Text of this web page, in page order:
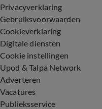
Privacyverklaring
Gebruiksvoorwaarden
Cookieverklaring
Digitale diensten
Cookie instellingen
Upod & Talpa Network
Adverteren
Vacatures
Publieksservice